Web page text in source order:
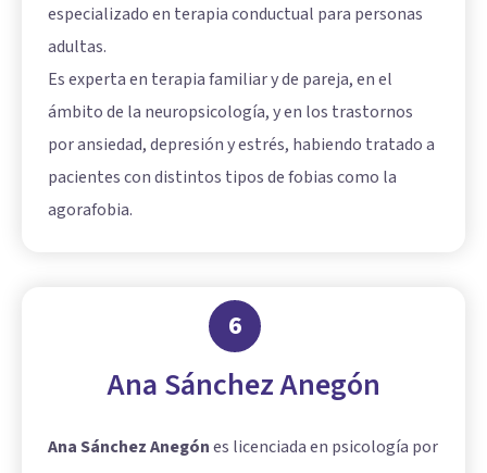
especializado en terapia conductual para personas
adultas.
Es experta en terapia familiar y de pareja, en el
ámbito de la neuropsicología, y en los trastornos
por ansiedad, depresión y estrés, habiendo tratado a
pacientes con distintos tipos de fobias como la
agorafobia.
6
Ana Sánchez Anegón
Ana Sánchez Anegónes licenciada en psicología por